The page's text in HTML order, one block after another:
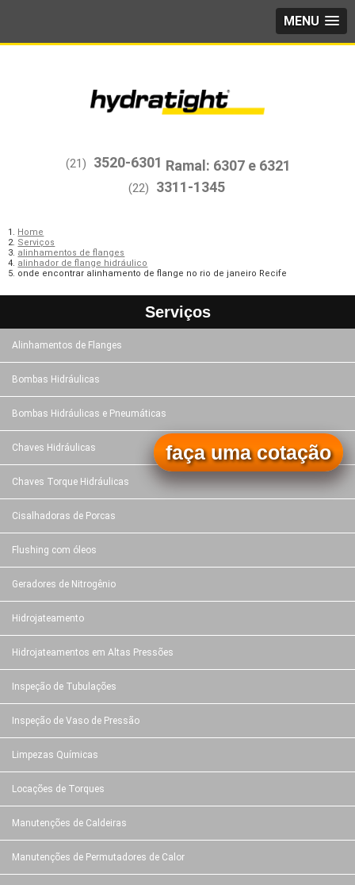
MENU
(21) 3520-6301
(22) 3311-1345
Home
Serviços
alinhamentos de flanges
alinhador de flange hidráulico
onde encontrar alinhamento de flange no rio de janeiro Recife
Serviços
Alinhamentos de Flanges
Bombas Hidráulicas
Bombas Hidráulicas e Pneumáticas
Chaves Hidráulicas
Chaves Torque Hidráulicas
Cisalhadoras de Porcas
Flushing com óleos
Geradores de Nitrogênio
Hidrojateamento
Hidrojateamentos em Altas Pressões
Inspeção de Tubulações
Inspeção de Vaso de Pressão
Limpezas Químicas
Locações de Torques
Manutenções de Caldeiras
Manutenções de Permutadores de Calor
faça uma cotação